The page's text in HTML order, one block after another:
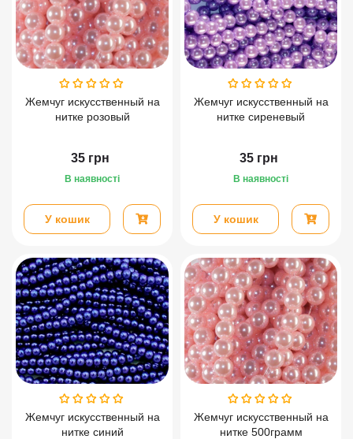
Жемчуг искусственный на
нитке розовый
35 грн
В наявності
У кошик
Жемчуг искусственный на
нитке сиреневый
35 грн
В наявності
У кошик
Жемчуг искусственный на
нитке синий
Жемчуг искусственный на
нитке 500грамм